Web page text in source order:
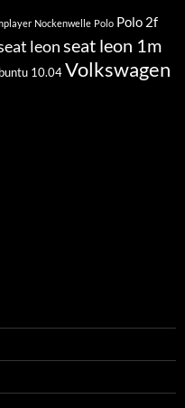
Nockenwelle Polo Polo 2f
leonseat leon 1m
10.04Volkswagen